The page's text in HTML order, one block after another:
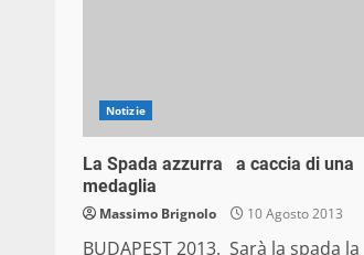
Notizie
La Spada azzurra a caccia di una
medaglia
Massimo Brignolo 10 Agosto 2013
BUDAPEST 2013. Sarà la spada la